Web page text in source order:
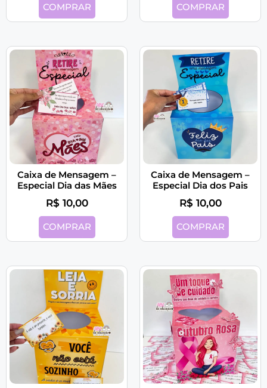
COMPRAR COMPRAR
Caixa de Mensagem –
Especial Dia das Mães
R$ 10,00
COMPRAR
Caixa de Mensagem –
Especial Dia dos Pais
R$ 10,00
COMPRAR